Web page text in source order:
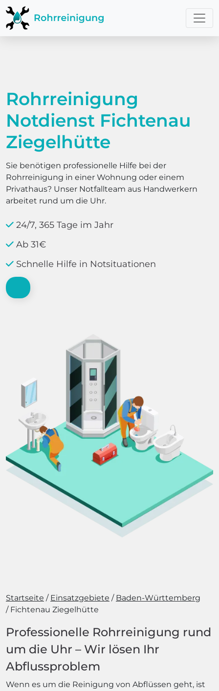
Rohrreinigung
Notdienst Fichtenau
Ziegelhütte
Sie benötigen professionelle Hilfe bei der
Rohrreinigung in einer Wohnung oder einem
Privathaus? Unser Notfallteam aus Handwerkern
arbeitet rund um die Uhr.
24/7, 365 Tage im Jahr
Ab 31€
Schnelle Hilfe in Notsituationen
Startseite Einsatzgebiete
Baden-Württemberg
Fichtenau Ziegelhütte
Professionelle Rohrreinigung rund
um die Uhr – Wir lösen Ihr
Abflussproblem
Wenn es um die Reinigung von Abflüssen geht, ist